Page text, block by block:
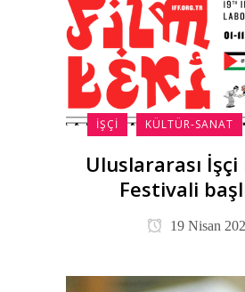
İŞÇI KÜLTÜR-SANAT
Uluslararası
Festivali
19 Nisan